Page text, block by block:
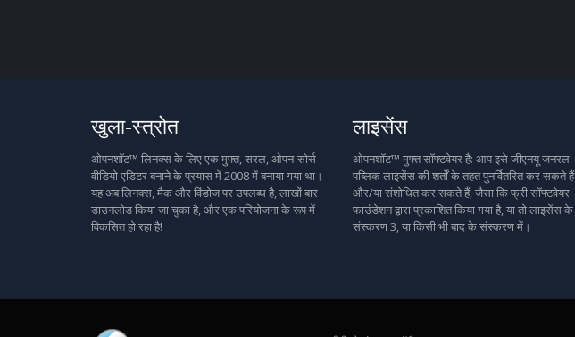
खुला-स्त्रोत
ओपनशॉट™ लिनक्स के लिए एक मुफ्त, सरल, ओपन-सोर्स
वीडियो एडिटर बनाने के प्रयास में 2008 में बनाया गया था।
यह अब लिनक्स, मैक और विंडोज पर उपलब्ध है, लाखों बार
डाउनलोड किया जा चुका है, और एक परियोजना के रूप में
विकसित हो रहा है!
लाइसेंस
ओपनशॉट™ मुफ्त सॉफ्टवेयर है: आप इसे जीएनयू जनरल
पब्लिक लाइसेंस की शर्तों के तहत पुनर्वितरित कर सकते हैं
और/या संशोधित कर सकते हैं, जैसा कि फ्री सॉफ्टवेयर
फाउंडेशन द्वारा प्रकाशित किया गया है, या तो लाइसेंस के
संस्करण 3, या किसी भी बाद के संस्करण में।